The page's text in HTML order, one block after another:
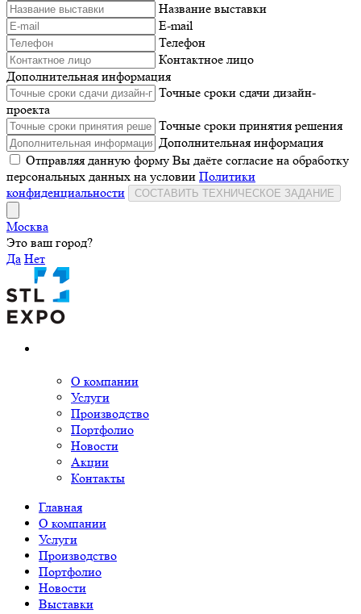
Название выставки
E-mail
Телефон
Контактное лицо
Дополнительная информация
Точные сроки сдачи дизайн-
проекта
Точные сроки принятия решения
Дополнительная информация
Отправляя данную форму Вы даёте согласие на обработку
персональных данных на условии Политики
конфиденциальности
СОСТАВИТЬ ТЕХНИЧЕСКОЕ ЗАДАНИЕ
Москва
Это ваш город?
Да Нет
О компании
Услуги
Производство
Портфолио
Новости
Акции
Контакты
Главная
О компании
Услуги
Производство
Портфолио
Новости
Выставки